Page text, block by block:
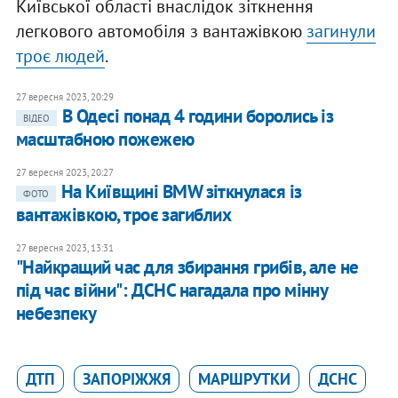
Київської області внаслідок зіткнення
легкового автомобіля з вантажівкою загинули
троє людей.
27 вересня 2023, 20:29
ВІДЕО
В Одесі понад 4 години боролись із
масштабною пожежею
27 вересня 2023, 20:27
ФОТО
На Київщині BMW зіткнулася із
вантажівкою, троє загиблих
27 вересня 2023, 13:31
"Найкращий час для збирання грибів, але не
під час війни": ДСНС нагадала про мінну
небезпеку
ДТП ЗАПОРІЖЖЯ МАРШРУТКИ ДСНС